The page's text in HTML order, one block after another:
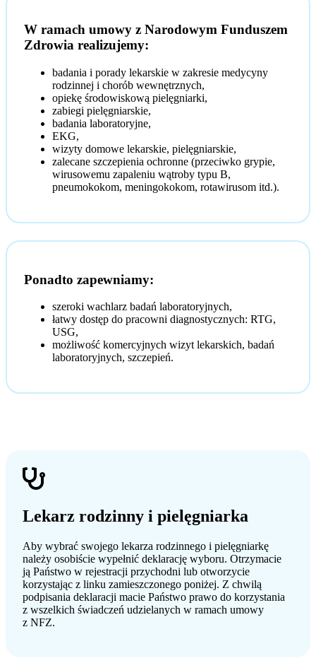
W ramach umowy z Narodowym Funduszem
Zdrowia realizujemy:
badania i porady lekarskie w zakresie medycyny
rodzinnej i chorób wewnętrznych,
opiekę środowiskową pielęgniarki,
zabiegi pielęgniarskie,
badania laboratoryjne,
EKG,
wizyty domowe lekarskie, pielęgniarskie,
zalecane szczepienia ochronne (przeciwko grypie,
wirusowemu zapaleniu wątroby typu B,
pneumokokom, meningokokom, rotawirusom itd.).
Ponadto zapewniamy:
szeroki wachlarz badań laboratoryjnych,
łatwy dostęp do pracowni diagnostycznych: RTG,
USG,
możliwość komercyjnych wizyt lekarskich, badań
laboratoryjnych, szczepień.
Lekarz rodzinny i pielęgniarka
Aby wybrać swojego lekarza rodzinnego i pielęgniarkę
należy osobiście wypełnić deklarację wyboru. Otrzymacie
ją Państwo w rejestracji przychodni lub otworzycie
korzystając z linku zamieszczonego poniżej. Z chwilą
podpisania deklaracji macie Państwo prawo do korzystania
z wszelkich świadczeń udzielanych w ramach umowy
z NFZ.